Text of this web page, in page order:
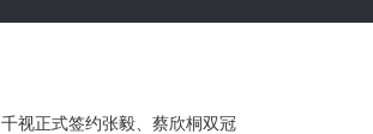
千视正式签约张毅、蔡欣桐双冠